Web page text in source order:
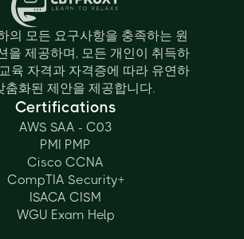
의 모든 요구사항을 충족하는 원
을 제공하며, 모든 개인이 취득하
육 자격과 자격증에 따라 유연하
춤화된 제안을 제공합니다.
Certifications
AWS SAA - C03
PMI PMP
Cisco CCNA
CompTIA Security+
ISACA CISM
WGU Exam Help